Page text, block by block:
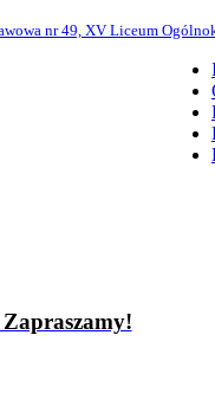
nr 49, XV Liceum